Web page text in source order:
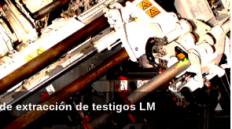
extracción de testigos LM